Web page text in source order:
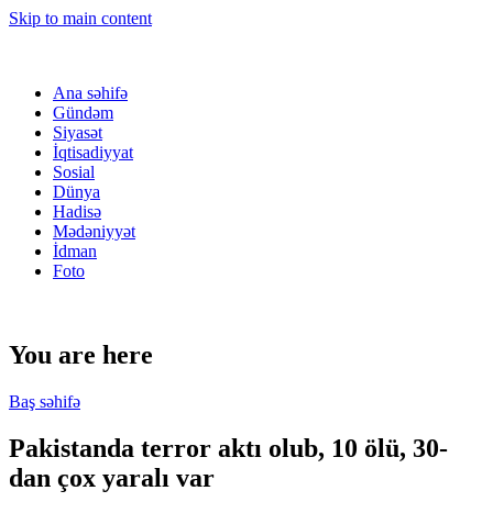
Skip to main content
Ana səhifə
Gündəm
Siyasət
İqtisadiyyat
Sosial
Dünya
Hadisə
Mədəniyyət
İdman
Foto
You are here
Baş səhifə
Pakistanda terror aktı olub, 10 ölü, 30-
dan çox yaralı var